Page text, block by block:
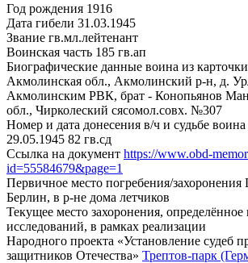
Год рождения 1916
Дата гибели 31.03.1945
Звание гв.мл.лейтенант
Воинская часть 185 гв.ап
Биографические данные воина из
Акмолинская обл., Акмолинский р-н, д.
Акмолинским РВК, брат - Конопьянов
обл., Чирколеский сясомол.совх. №307
Номер и дата донесения в/ч и судьбе воина
29.05.1945 82 гв.сд
Ссылка на документ https://www.obd-
id=55584679&page=1
Первичное место погребения/захоронения
Берлин, в р-не дома летчиков
Текущее место захоронения, определённое
исследований, в рамках реализации
Народного проекта «Установление судеб
защитников Отечества» Трептов-парк